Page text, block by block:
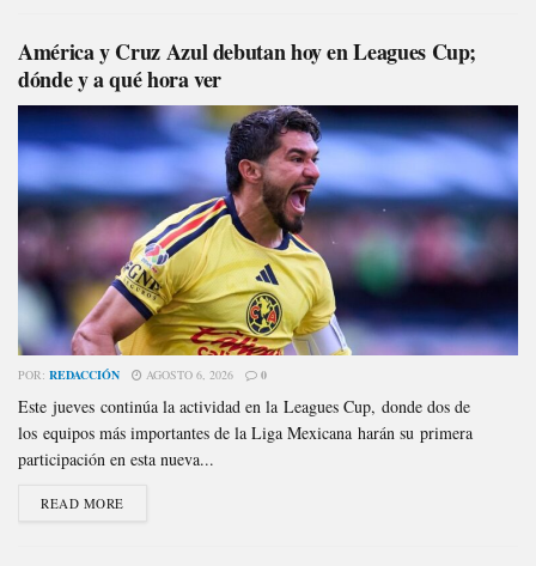
América y Cruz Azul debutan hoy en Leagues Cup;
dónde y a qué hora ver
POR: REDACCIÓN AGOSTO 6, 2026 0
Este jueves continúa la actividad en la Leagues Cup, donde dos de
los equipos más importantes de la Liga Mexicana harán su primera
participación en esta nueva...
READ MORE